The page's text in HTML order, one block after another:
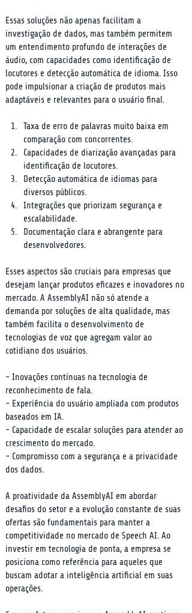
Essas soluções não apenas facilitam a
investigação de dados, mas também permitem
um entendimento profundo de interações de
áudio, com capacidades como identificação de
locutores e detecção automática de idioma. Isso
pode impulsionar a criação de produtos mais
adaptáveis e relevantes para o usuário final.
Taxa de erro de palavras muito baixa em
comparação com concorrentes.
Capacidades de diarização avançadas para
identificação de locutores.
Detecção automática de idiomas para
diversos públicos.
Integrações que priorizam segurança e
escalabilidade.
Documentação clara e abrangente para
desenvolvedores.
Esses aspectos são cruciais para empresas que
desejam lançar produtos eficazes e inovadores no
mercado. A AssemblyAI não só atende a
demanda por soluções de alta qualidade, mas
também facilita o desenvolvimento de
tecnologias de voz que agregam valor ao
cotidiano dos usuários.
- Inovações contínuas na tecnologia de
reconhecimento de fala.
- Experiência do usuário ampliada com produtos
baseados em IA.
- Capacidade de escalar soluções para atender ao
crescimento do mercado.
- Compromisso com a segurança e a privacidade
dos dados.
A proatividade da AssemblyAI em abordar
desafios do setor e a evolução constante de suas
ofertas são fundamentais para manter a
competitividade no mercado de Speech AI. Ao
investir em tecnologia de ponta, a empresa se
posiciona como referência para aqueles que
buscam adotar a inteligência artificial em suas
operações.